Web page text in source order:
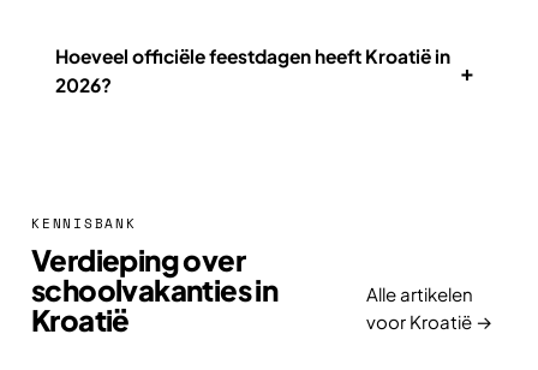
Hoeveel officiële feestdagen heeft Kroatië in
2026?
+
KENNISBANK
Verdieping over
schoolvakanties in
Kroatië
Alle artikelen
voor Kroatië →